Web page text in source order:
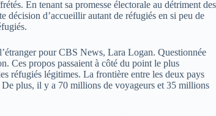
En tenant sa promesse électorale au détriment des
décision d’accueillir autant de réfugiés en si peu de
pour CBS News, Lara Logan. Questionnée
Ces propos passaient à côté du point le plus
réfugiés légitimes. La frontière entre les deux pays
De plus, il y a 70 millions de voyageurs et 35 millions